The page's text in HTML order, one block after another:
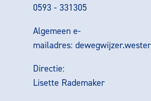
0593 - 331305
Algemeen e-
mailadres:
Directie:
Lisette Rademaker